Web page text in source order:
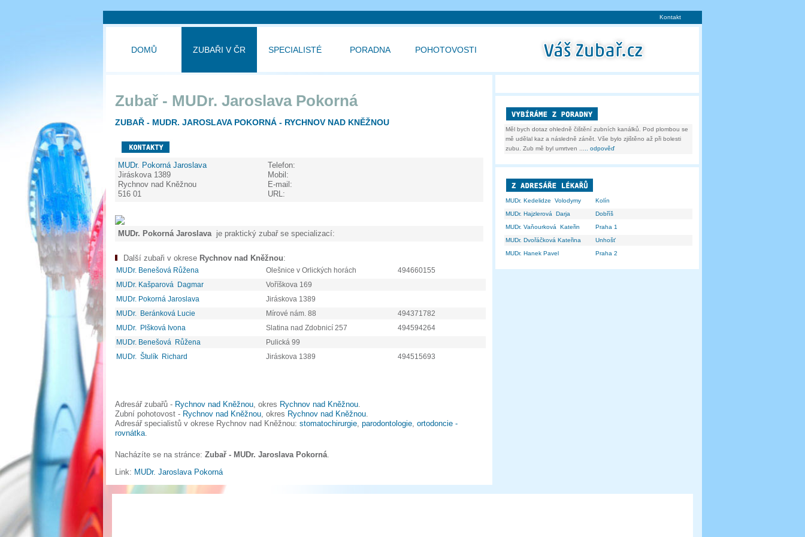
Kontakt
DOMŮ ZUBAŘI V ČR SPECIALISTÉ PORADNA POHOTOVOSTI
Zubař - MUDr. Jaroslava Pokorná
ZUBAŘ - MUDR. JAROSLAVA POKORNÁ - RYCHNOV NAD KNĚŽNOU
MUDr. Pokorná Jaroslava
Jiráskova 1389
Rychnov nad Kněžnou
516 01
Telefon:
Mobil:
E-mail:
URL:
MUDr. Pokorná Jaroslava je praktický zubař se specializací:
Další zubaři v okrese Rychnov nad Kněžnou:
MUDr. Benešová Růžena Olešnice v Orlických horách
494660155
MUDr. Kašparová Dagmar
Voříškova 169
MUDr. Pokorná Jaroslava
Jiráskova 1389
MUDr. Beránková Lucie
Mírové nám. 88
494371782
MUDr. Plšková Ivona
Slatina nad Zdobnicí 257
494594264
MUDr. Benešová Růžena
Pulická 99
MUDr. Štulík Richard
Jiráskova 1389 494515693
Adresář zubařů - Rychnov nad Kněžnou, okres Rychnov nad Kněžnou.
Zubní pohotovost - Rychnov nad Kněžnou, okres Rychnov nad Kněžnou.
Adresář specialistů v okrese Rychnov nad Kněžnou: stomatochirurgie, parodontologie, ortodoncie -
rovnátka.
Nacházíte se na stránce: Zubař - MUDr. Jaroslava Pokorná.
Link: MUDr. Jaroslava Pokorná
Měl bych dotaz ohledně čištění zubních kanálků. Pod plombou se
mě udělal kaz a následně zánět. Vše bylo zjištěno až při bolesti
zubu. Zub mě byl umrtven ...
.. odpověď
MUDr. Kedelidze Volodymy
Kolín
MUDr. Hajzlerová Darja
Dobříš
MUDr. Vaňourková Kateřin
Praha 1
MUDr. Dvořáčková Kateřina
Unhošť
MUDr. Hanek Pavel
Praha 2